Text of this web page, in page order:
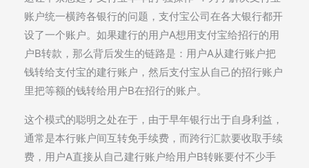
账户统一横跨各银行的问题，支付宝公司在各大银行都开
设了一个账户。如果建行的用户A想用支付宝给招行的用
户B转款，那么背后发生的链路是：用户A从建行账户把
钱转给支付宝的建行账户，然后支付宝从自己的招行账户
里把等额的钱转给用户B在招行的账户。
这个模式的聪明之处在于，由于早年银行出于自身利益，
通常是本行账户间互转免手续费，而跨行汇款要收取手续
费，用户A直接从自己建行账户给用户B转账要付不少手